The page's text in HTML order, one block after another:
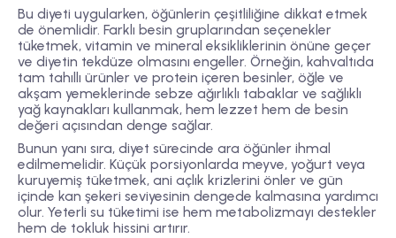
Bu diyeti uygularken, öğünlerin çeşitliliğine dikkat etmek
de önemlidir. Farklı besin gruplarından seçenekler
tüketmek, vitamin ve mineral eksikliklerinin önüne geçer
ve diyetin tekdüze olmasını engeller. Örneğin, kahvaltıda
tam tahıllı ürünler ve protein içeren besinler, öğle ve
akşam yemeklerinde sebze ağırlıklı tabaklar ve sağlıklı
yağ kaynakları kullanmak, hem lezzet hem de besin
değeri açısından denge sağlar.
Bunun yanı sıra, diyet sürecinde ara öğünler ihmal
edilmemelidir. Küçük porsiyonlarda meyve, yoğurt veya
kuruyemiş tüketmek, ani açlık krizlerini önler ve gün
içinde kan şekeri seviyesinin dengede kalmasına yardımcı
olur. Yeterli su tüketimi ise hem metabolizmayı destekler
hem de tokluk hissini artırır.